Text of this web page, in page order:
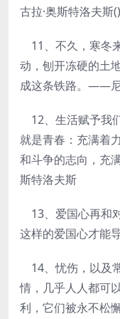
古拉·奥斯特洛夫斯()
11、不久，寒冬
动，刨开冻硬的土
成这条铁路。——
12、生活赋予我
就是青春：充满着
和斗争的志向，充
斯特洛夫斯
13、爱国心再和
这样的爱国心才能
14、忧伤，以及
情，几乎人人都可
利，它们被永不松